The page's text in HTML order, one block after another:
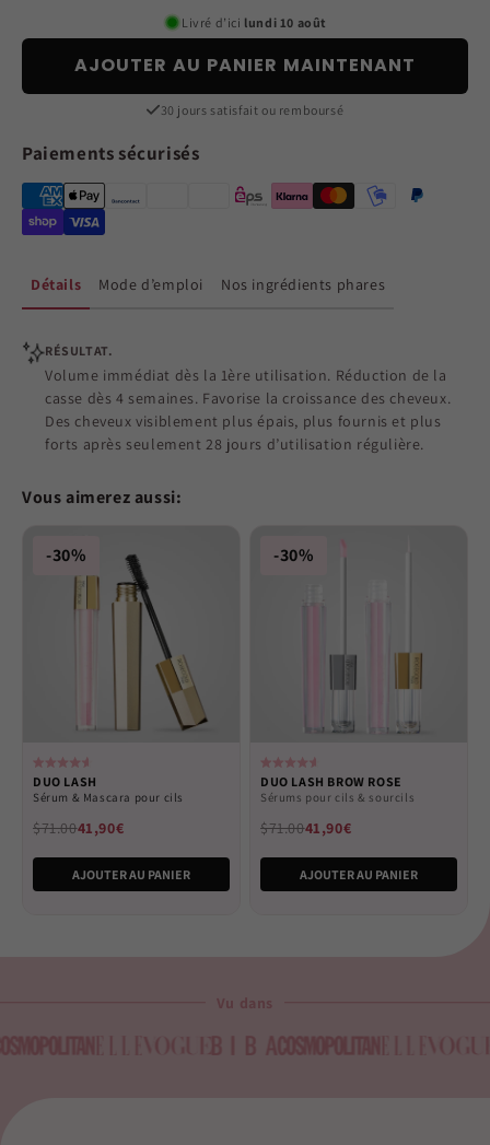
Livré d’ici lundi 10 août
AJOUTER AU PANIER MAINTENANT
30 jours satisfait ou remboursé
Paiements sécurisés
Détails Mode d’emploi Nos ingrédients phares
RÉSULTAT.
Volume immédiat dès la 1ère utilisation. Réduction de la
casse dès 4 semaines. Favorise la croissance des cheveux.
Des cheveux visiblement plus épais, plus fournis et plus
forts après seulement 28 jours d’utilisation régulière.
Vous aimerez aussi:
-30%
Rated
4.6
out
of
5
stars
DUO LASH
Sérum & Mascara pour cils
$71.0041,90€
AJOUTER AU PANIER
-30%
Rated
4.6
out
of
5
stars
DUO LASH BROW ROSE
Sérums pour cils & sourcils
$71.0041,90€
AJOUTER AU PANIER
Vu dans